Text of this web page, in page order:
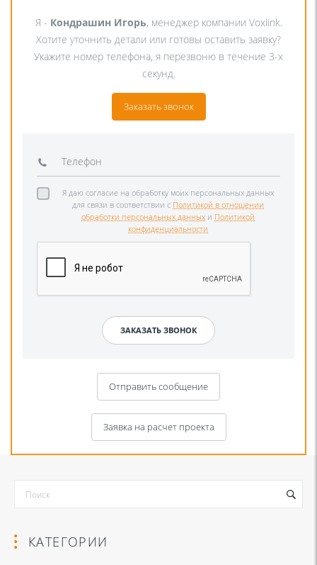
Я - Кондрашин Игорь, менеджер компании Voxlink.
Хотите уточнить детали или готовы оставить заявку?
Укажите номер телефона, я перезвоню в течение 3-х
секунд.
Заказать звонок
Я даю согласие на обработку моих персональных данных
для связи в соответствии с Политикой в отношении
обработки персональных данных и Политикой
конфиденциальности
Отправить сообщение
Заявка на расчет проекта
КАТЕГОРИИ